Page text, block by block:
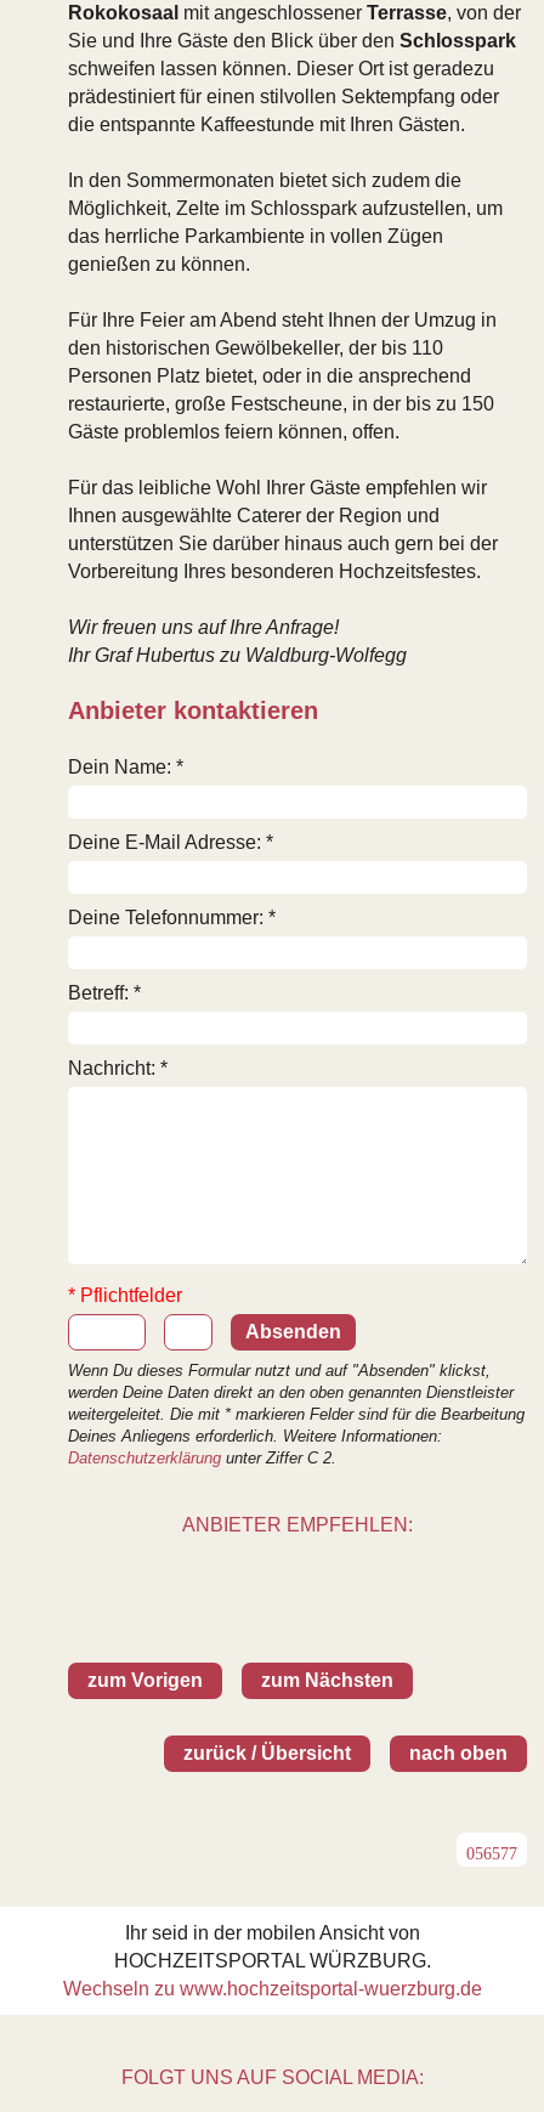
Rokokosaal mit angeschlossener Terrasse, von der
Sie und Ihre Gäste den Blick über den Schlosspark
schweifen lassen können. Dieser Ort ist geradezu
prädestiniert für einen stilvollen Sektempfang oder
die entspannte Kaffeestunde mit Ihren Gästen.
In den Sommermonaten bietet sich zudem die
Möglichkeit, Zelte im Schlosspark aufzustellen, um
das herrliche Parkambiente in vollen Zügen
genießen zu können.
Für Ihre Feier am Abend steht Ihnen der Umzug in
den historischen Gewölbekeller, der bis 110
Personen Platz bietet, oder in die ansprechend
restaurierte, große Festscheune, in der bis zu 150
Gäste problemlos feiern können, offen.
Für das leibliche Wohl Ihrer Gäste empfehlen wir
Ihnen ausgewählte Caterer der Region und
unterstützen Sie darüber hinaus auch gern bei der
Vorbereitung Ihres besonderen Hochzeitsfestes.
Wir freuen uns auf Ihre Anfrage!
Ihr Graf Hubertus zu Waldburg-Wolfegg
Anbieter kontaktieren
Dein Name: *
Deine E-Mail Adresse: *
Deine Telefonnummer: *
Betreff: *
Nachricht: *
* Pflichtfelder
Wenn Du dieses Formular nutzt und auf "Absenden" klickst,
werden Deine Daten direkt an den oben genannten Dienstleister
weitergeleitet. Die mit * markieren Felder sind für die Bearbeitung
Deines Anliegens erforderlich. Weitere Informationen:
Datenschutzerklärung unter Ziffer C 2.
ANBIETER EMPFEHLEN:
zum Vorigen zum Nächsten
nach oben
zurück / Übersicht
056577
Ihr seid in der mobilen Ansicht von
HOCHZEITSPORTAL WÜRZBURG.
Wechseln zu www.hochzeitsportal-wuerzburg.de
FOLGT UNS AUF SOCIAL MEDIA: